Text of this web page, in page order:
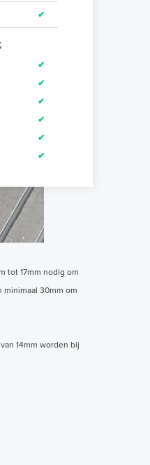
✔
✔
✔
✔
✔
✔
✔
tot 17mm nodig om
30mm om
14mm worden bij